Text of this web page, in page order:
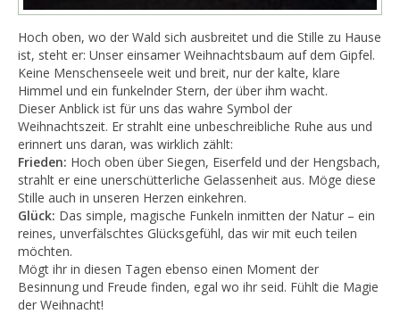
​Hoch oben, wo der Wald sich ausbreitet und die Stille zu Hause
ist, steht er: Unser einsamer Weihnachtsbaum auf dem Gipfel.
Keine Menschenseele weit und breit, nur der kalte, klare
Himmel und ein funkelnder Stern, der über ihm wacht.
​Dieser Anblick ist für uns das wahre Symbol der
Weihnachtszeit. Er strahlt eine unbeschreibliche Ruhe aus und
erinnert uns daran, was wirklich zählt:
​Frieden: Hoch oben über Siegen, Eiserfeld und der Hengsbach,
strahlt er eine unerschütterliche Gelassenheit aus. Möge diese
Stille auch in unseren Herzen einkehren.
Glück: Das simple, magische Funkeln inmitten der Natur – ein
reines, unverfälschtes Glücksgefühl, das wir mit euch teilen
möchten.
​Mögt ihr in diesen Tagen ebenso einen Moment der
Besinnung und Freude finden, egal wo ihr seid. Fühlt die Magie
der Weihnacht!